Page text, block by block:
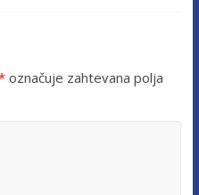
označuje zahtevana polja